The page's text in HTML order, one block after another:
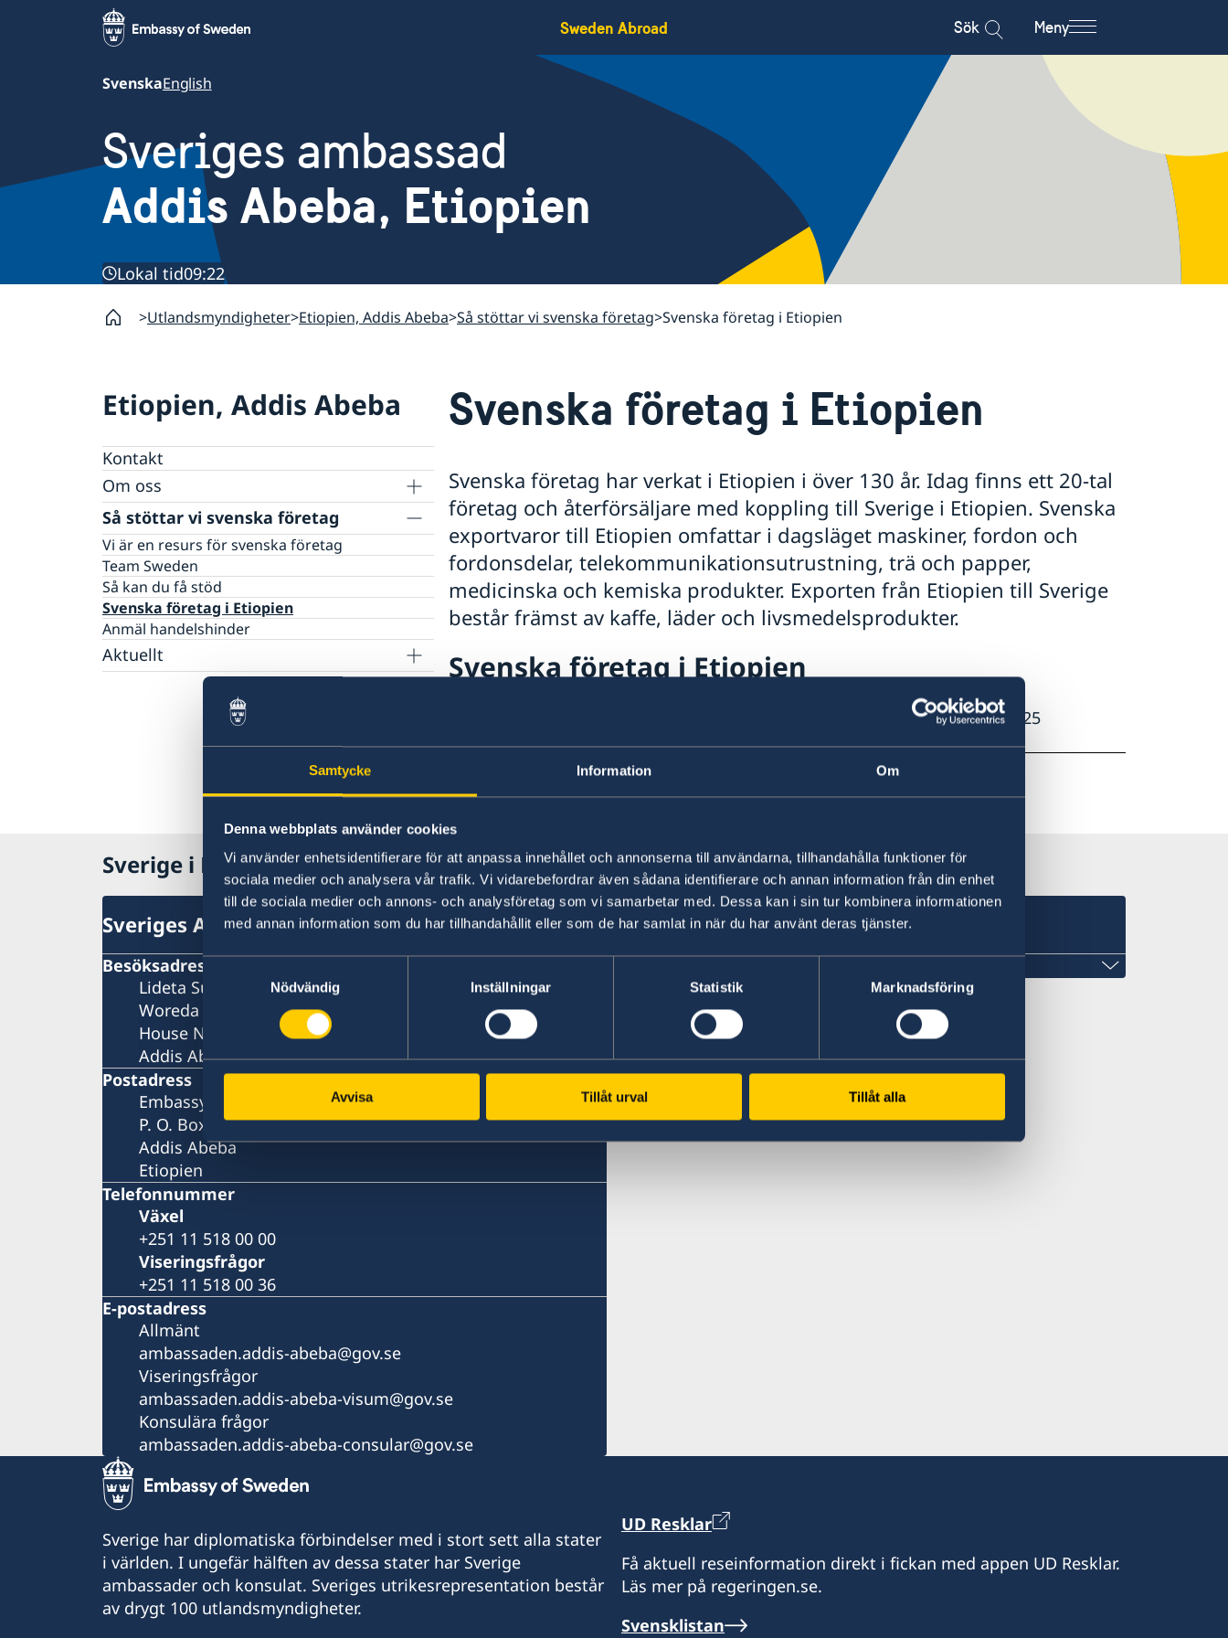
Samtycke Information Om
Denna webbplats använder cookies
Vi använder enhetsidentifierare för att anpassa innehållet och annonserna till användarna, tillhandahålla funktioner för
sociala medier och analysera vår trafik. Vi vidarebefordrar även sådana identifierare och annan information från din enhet
till de sociala medier och annons- och analysföretag som vi samarbetar med. Dessa kan i sin tur kombinera informationen
med annan information som du har tillhandahållit eller som de har samlat in när du har använt deras tjänster.
Samtyckesval
Nödvändig
Inställningar Statistik Marknadsföring
Avvisa Tillåt urval Tillåt alla
Sweden Abroad Sök Meny
SvenskaEnglish
Sveriges ambassad
Addis Abeba, Etiopien
Lokal tid09:22
Utlandsmyndigheter Etiopien, Addis Abeba Så stöttar vi svenska företag Svenska företag i Etiopien
Etiopien, Addis Abeba
Kontakt
Om oss
Ambassadens personal
Sektionen för Administrativa och konsulära
frågor
Sektionen för Bilateralt utvecklingssamarbete
med Etiopien
Sektionen för Migration
Sektionen för politik, multilaterala frågor,
främjande och offentlig diplomati
Sektionen för Regionalt utvecklingssamarbete
Praktiktjänstgöring på ambassaden
Så stöttar vi svenska företag
Vi är en resurs för svenska företag
Team Sweden
Så kan du få stöd
Svenska företag i Etiopien
Anmäl handelshinder
Aktuellt
Resa med minderåriga till Etiopien
Svenska företag i Etiopien
Svenska företag har verkat i Etiopien i över 130 år. Idag finns ett 20-tal
företag och återförsäljare med koppling till Sverige i Etiopien. Svenska
exportvaror till Etiopien omfattar i dagsläget maskiner, fordon och
fordonsdelar, telekommunikationsutrustning, trä och papper,
medicinska och kemiska produkter. Exporten från Etiopien till Sverige
består främst av kaffe, läder och livsmedelsprodukter.
Svenska företag i Etiopien
I samband med Ethiopia-Sweden Business Forum den 12-13 November 2025
sammanställdesdenna broschyr över den svenska företagsdelegationen.
Senast uppdaterad 09 dec. 2025, 17.23
Sverige i Etiopien
Sveriges Ambassad
Besöksadress
Lideta Sub-City
Woreda 09
House No 891
Addis Ababa
Postadress
Embassy of Sweden
P. O. Box 1142
Addis Abeba
Etiopien
Telefonnummer
Växel
+251 11 518 00 00
Viseringsfrågor
+251 11 518 00 36
E-postadress
Allmänt
ambassaden.addis-abeba@gov.se
Viseringsfrågor
ambassaden.addis-abeba-visum@gov.se
Konsulära frågor
ambassaden.addis-abeba-consular@gov.se
Svenska konsulat
+253 21 35 69 73
Emergency (ONLY) phone nr
+25377247368 (whatsApp)
Sverige har diplomatiska förbindelser med i stort sett alla stater
i världen. I ungefär hälften av dessa stater har Sverige
ambassader och konsulat. Sveriges utrikesrepresentation består
av drygt 100 utlandsmyndigheter.
UD Resklar
Få aktuell reseinformation direkt i fickan med appen UD Resklar.
Läs mer på regeringen.se.
Svensklistan